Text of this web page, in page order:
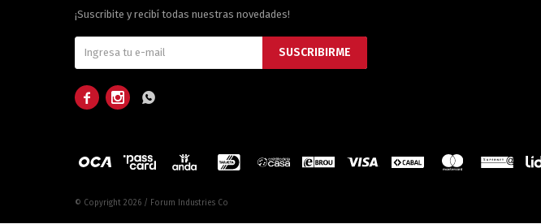
¡Suscribite y recibí todas nuestras novedades!
SUSCRIBIRME
  
© Copyright 2026 / Forum Industries Co